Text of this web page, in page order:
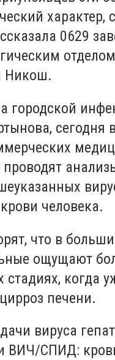
характер,
0629
Никош.
городской
сегодня
проводят
человека.
что в
ощущают
стадиях, когда
печени.
вируса
ВИЧ/СПИД: